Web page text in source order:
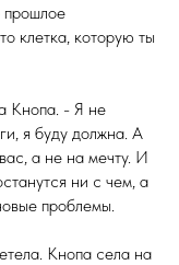
прошлое
клетка, которую ты
Кнопа. - Я не
я буду должна. А
а не на мечту. И
ни с чем, а
проблемы.
Кнопа села на